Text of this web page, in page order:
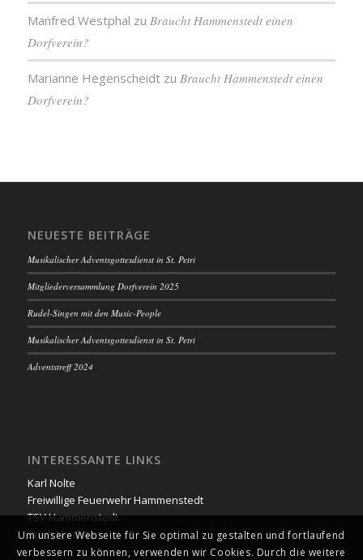
Manfred Westphal zu Braucht Hammenstedt einen
Dorfverein?
Marianne Hegenscheidtzu Braucht Hammenstedt einen
Dorfverein?
NEUESTE BEITRÄGE
Musikalischer Adventsgottesdienst in St. Petri
Mitgliederversammlung Dorfverein 2025
Rudel-Singen mit den Music-People
Musikalischer Adventsgottesdienst in St. Petri
Adventstreff 2024
INTERESSANTE LINKS
Karl Nolte
Freiwillige Feuerwehr Hammenstedt
TSV Hammenstedt
Stadt Northeim
Um unsere Webseite für Sie optimal zu gestalten und fortlaufend
verbessern zu können, verwenden wir Cookies. Durch die weitere